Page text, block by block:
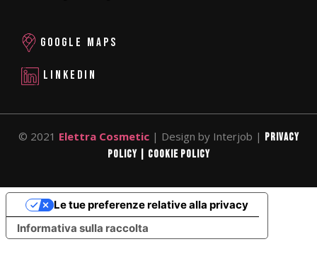
GOOGLE MAPS
LINKEDIN
© 2021 Elettra Cosmetic| Design by Interjob | Privacy
Policy | Cookie Policy
Informativa sulla raccolta
Le tue preferenze relative alla privacy